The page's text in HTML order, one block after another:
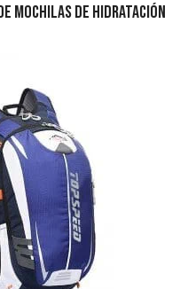
mochilas de hidratación